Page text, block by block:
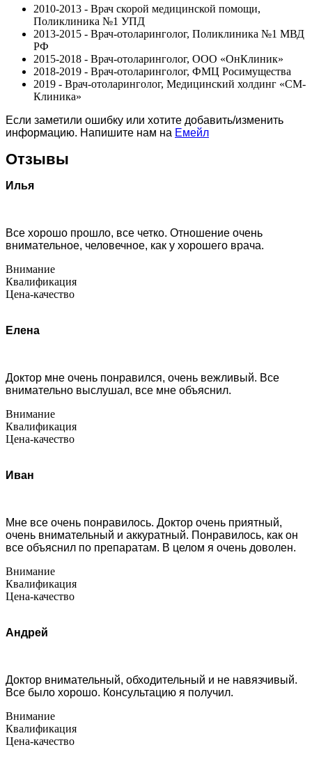
2010-2013 - Врач скорой медицинской помощи,
Поликлиника №1 УПД
2013-2015 - Врач-отоларинголог, Поликлиника №1 МВД
РФ
2015-2018 - Врач-отоларинголог, ООО «ОнКлиник»
2018-2019 - Врач-отоларинголог, ФМЦ Росимущества
2019 - Врач-отоларинголог, Медицинский холдинг «СМ-
Клиника»
Если заметили ошибку или хотите добавить/изменить
информацию. Напишите нам на Емейл
Отзывы
Илья
Все хорошо прошло, все четко. Отношение очень
внимательное, человечное, как у хорошего врача.
Внимание
Квалификация
Цена-качество
Елена
Доктор мне очень понравился, очень вежливый. Все
внимательно выслушал, все мне объяснил.
Внимание
Квалификация
Цена-качество
Иван
Мне все очень понравилось. Доктор очень приятный,
очень внимательный и аккуратный. Понравилось, как он
все объяснил по препаратам. В целом я очень доволен.
Внимание
Квалификация
Цена-качество
Андрей
Доктор внимательный, обходительный и не навязчивый.
Все было хорошо. Консультацию я получил.
Внимание
Квалификация
Цена-качество